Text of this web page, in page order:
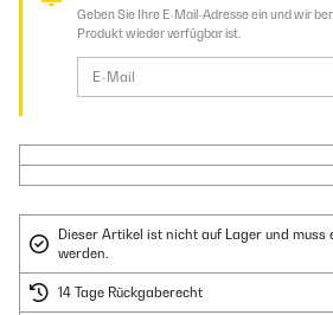
Geben Sie Ihre E-Mail-Adresse ein und wir
Produkt wieder verfügbar ist.
Dieser Artikel ist nicht auf Lager und muss
werden.
14 Tage Rückgaberecht